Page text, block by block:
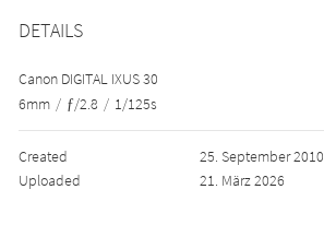
DETAILS
Canon DIGITAL IXUS 30
6mm / ƒ/2.8 / 1/125s
Created
25. September 2010
Uploaded
21. März 2026